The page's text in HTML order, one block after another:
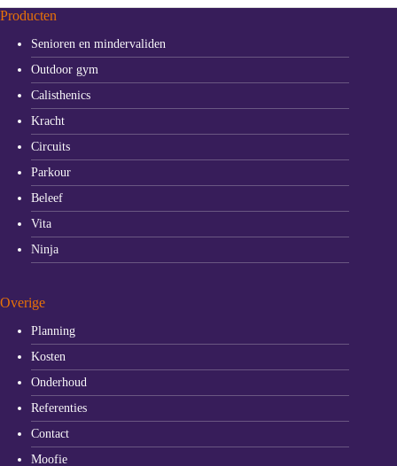
Producten
Senioren en mindervaliden
Outdoor gym
Calisthenics
Kracht
Circuits
Parkour
Beleef
Vita
Ninja
Overige
Planning
Kosten
Onderhoud
Referenties
Contact
Moofie